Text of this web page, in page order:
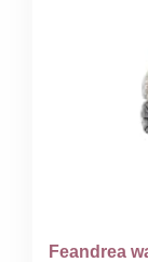
Feandrea